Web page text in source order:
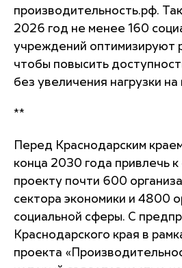
производительность.рф.
2026 год не менее 160
учреждений оптимизируют
чтобы повысить
без увеличения нагрузки на
**
Перед Краснодарским
конца 2030 года привлечь
проекту почти 600
сектора экономики и 4800
социальной сферы. С
Краснодарского края в
проекта